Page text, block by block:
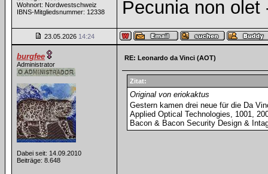
Wohnort: Nordwestschweiz
IBNS-Mitgliedsnummer: 12338
Pecunia non
23.05.2026 14:24
burgfee
Administrator
Dabei seit: 14.09.2010
Beiträge: 8.648
RE: Leonardo da Vinci (AOT)
Zitat:
Original von eriokaktus
Gestern kamen drei neue für die Da
Applied Optical Technologies, 1001,
Bacon & Bacon Security Design &